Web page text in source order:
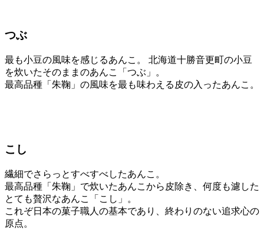
つぶ
最も小豆の風味を感じるあんこ。 北海道十勝音更町の小豆
を炊いたそのままのあんこ「つぶ」。
最高品種「朱鞠」の風味を最も味わえる皮の入ったあんこ。
こし
繊細でさらっとすべすべしたあんこ。
最高品種「朱鞠」で炊いたあんこから皮除き、何度も濾した
とても贅沢なあんこ「こし」。
これぞ日本の菓子職人の基本であり、終わりのない追求心の
原点。